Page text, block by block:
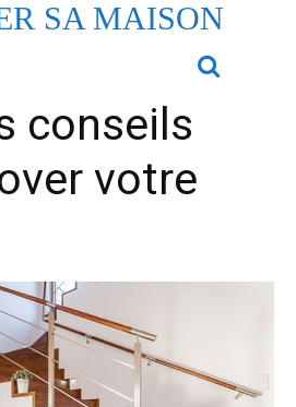
SA MAISON
conseils
votre